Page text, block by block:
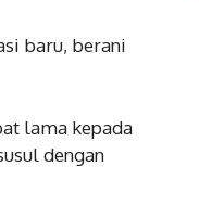
baru, berani
lama kepada
dengan